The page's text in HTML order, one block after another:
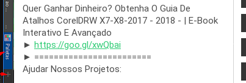
Quer Ganhar Dinheiro? Obtenha O Guia De
Atalhos CorelDRW X7-X8-2017 - 2018 - | E-Book
Interativo E Avançado
► https://goo.gl/xwQbai
► ========================